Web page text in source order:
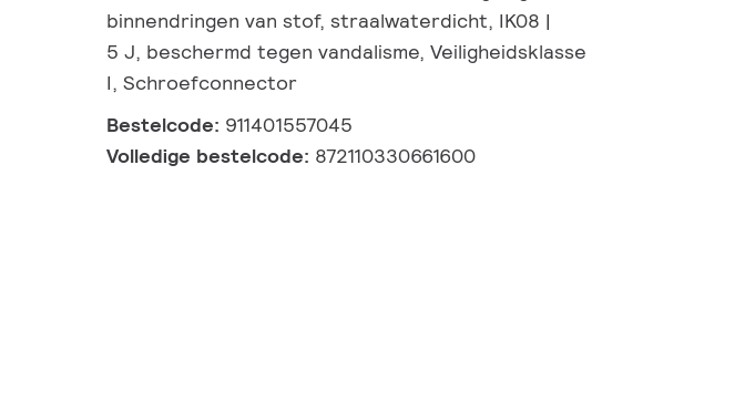
binnendringen van stof, straalwaterdicht, IK08 |
5 J, beschermd tegen vandalisme, Veiligheidsklasse
I, Schroefconnector
Bestelcode: 911401557045
Volledige bestelcode: 872110330661600